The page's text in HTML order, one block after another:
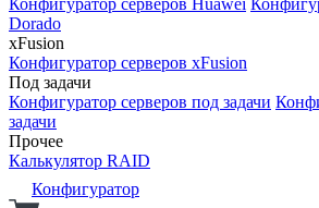
Dorado
xFusion
Конфигуратор серверов xFusion
Под задачи
Конфигуратор серверов под задачи
задачи
Прочее
Калькулятор RAID
Конфигуратор